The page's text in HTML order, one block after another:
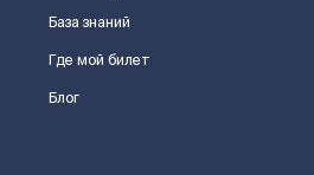
База знаний
Где мой билет
Блог